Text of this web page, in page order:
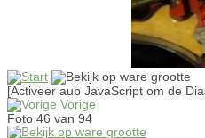
[Activeer aub JavaScript om de
Vorige
Foto 46 van 94